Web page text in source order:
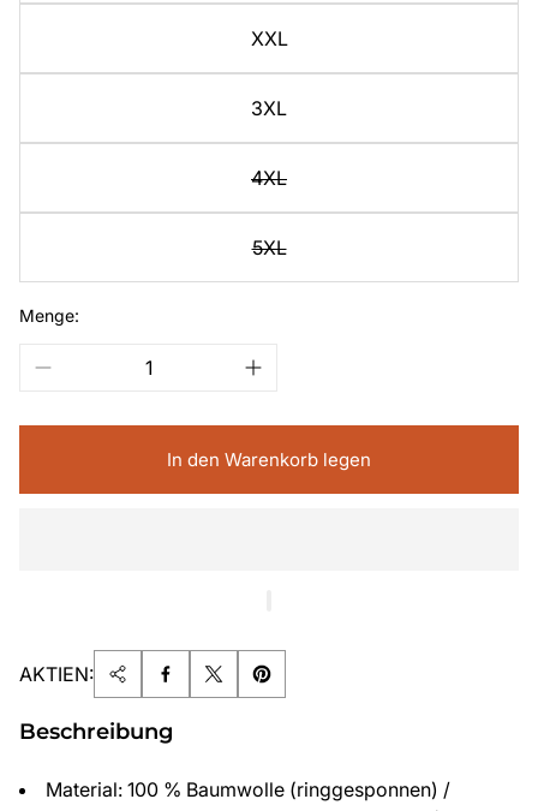
XXL
3XL
4XL
5XL
Menge:
In den Warenkorb legen
AKTIEN:
Beschreibung
Material: 100 % Baumwolle (ringgesponnen) /